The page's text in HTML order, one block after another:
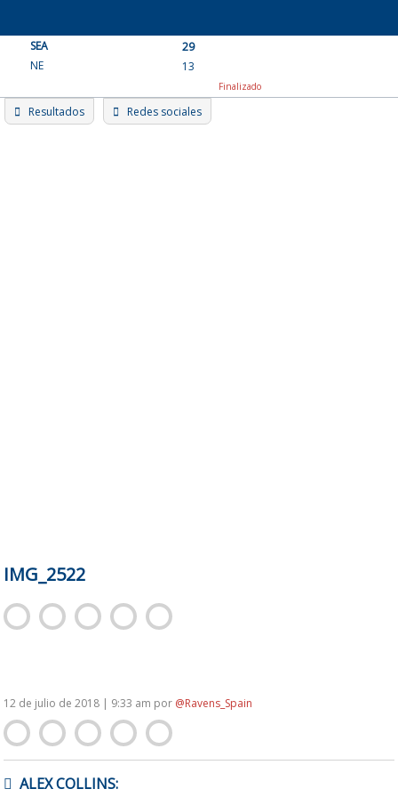
content
SEA
29
NE
13
Finalizado
Resultados Redes sociales
IMG_2522
12 de julio de 2018 | 9:33 am por @Ravens_Spain
DEALEX COLLINS: